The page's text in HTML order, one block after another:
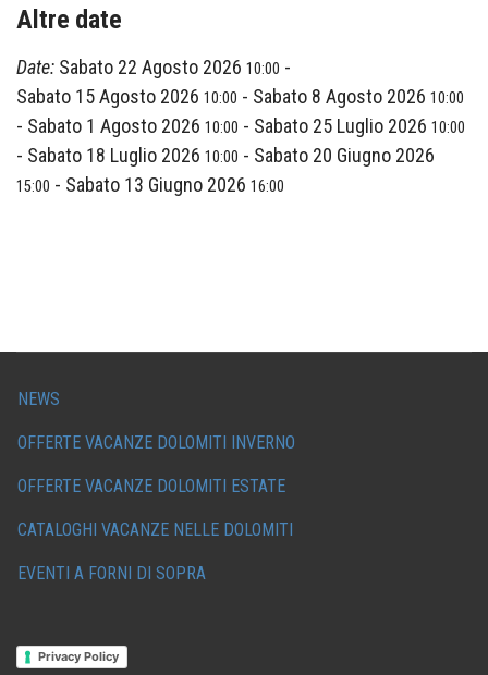
Altre date
Date: Sabato 22 Agosto 2026 10:00 -
Sabato 15 Agosto 2026 10:00 - Sabato 8 Agosto 2026 10:00
- Sabato 1 Agosto 2026 10:00 - Sabato 25 Luglio 2026 10:00
- Sabato 18 Luglio 2026 10:00 - Sabato 20 Giugno 2026
15:00 - Sabato 13 Giugno 2026 16:00
NEWS
OFFERTE VACANZE DOLOMITI INVERNO
OFFERTE VACANZE DOLOMITI ESTATE
CATALOGHI VACANZE NELLE DOLOMITI
EVENTI A FORNI DI SOPRA
Privacy Policy